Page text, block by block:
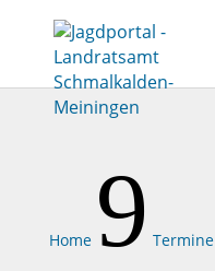
Home 9 Termine